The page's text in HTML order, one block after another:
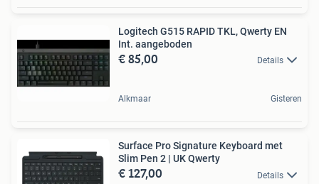
Logitech G515 RAPID TKL, Qwerty EN
Int. aangeboden
€ 85,00 Details
Alkmaar Gisteren
Surface Pro Signature Keyboard met
Slim Pen 2 | UK Qwerty
€ 127,00 Details